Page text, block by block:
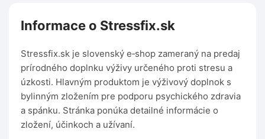
Informace o Stressfix.sk
Stressfix.sk je slovenský e‑shop zameraný na predaj
prírodného doplnku výživy určeného proti stresu a
úzkosti. Hlavným produktom je výživový doplnok s
bylinným zložením pre podporu psychického zdravia
a spánku. Stránka ponúka detailné informácie o
zložení, účinkoch a užívaní.